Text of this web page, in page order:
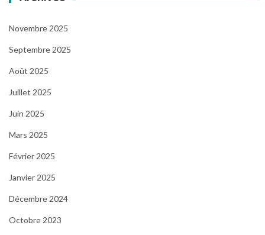
Novembre 2025
Septembre 2025
Août 2025
Juillet 2025
Juin 2025
Mars 2025
Février 2025
Janvier 2025
Décembre 2024
Octobre 2023